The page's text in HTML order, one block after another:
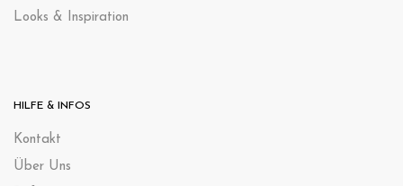
Looks & Inspiration
HILFE & INFOS
Kontakt
Über Uns